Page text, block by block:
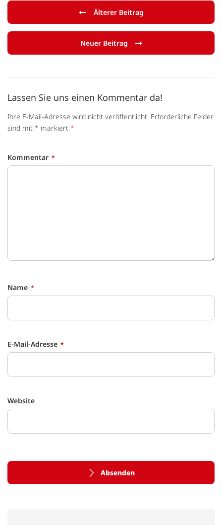
Älterer Beitrag
Neuer Beitrag
Lassen Sie uns einen Kommentar da!
Ihre E-Mail-Adresse wird nicht veröffentlicht. Erforderliche Felder
sind mit * markiert *
Kommentar
Name
E-Mail-Adresse
Website
Absenden